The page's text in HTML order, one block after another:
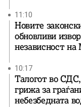
11:10
Новите
обновливи
независност на
10:17
Талогот во
грижа за
небезбедната